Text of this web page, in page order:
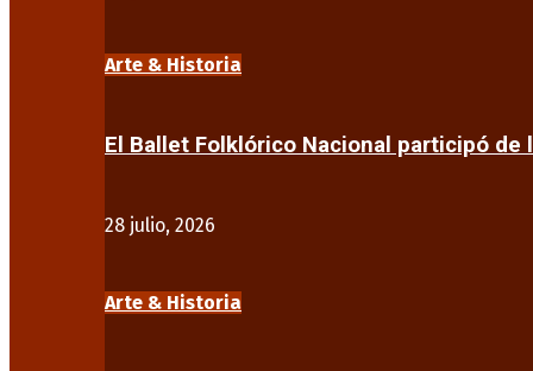
Arte & Historia
El Ballet Folklórico Nacional participó de
28 julio, 2026
Arte & Historia